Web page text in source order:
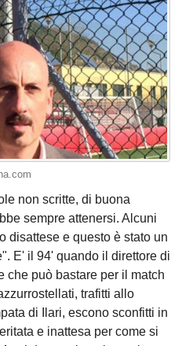
non scritte, di buona
sempre attenersi. Alcuni
disattese e questo è stato un
E' il 94' quando il direttore di
che può bastare per il match
trafitti allo
di Ilari, escono sconfitti in
e inattesa per come si